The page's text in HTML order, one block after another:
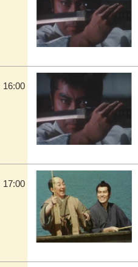
16:00
17:00